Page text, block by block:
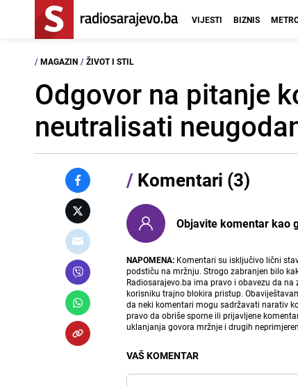
VIJESTI BIZNIS
/ MAGAZIN / ŽIVOT I STIL
Odgovor na pitanje
neutralisati
/ Komentari (3)
Objavite komentar kao
NAPOMENA: Komentari su isključivo lični
podstiču na mržnju. Strogo zabranjen bilo
Radiosarajevo.ba ima pravo i obavezu da
korisniku trajno blokira pristup.
da neki komentari mogu sadržavati narativ
pravo da obriše sporne ili prijavljene
uklanjanja govora mržnje i drugih
VAŠ KOMENTAR